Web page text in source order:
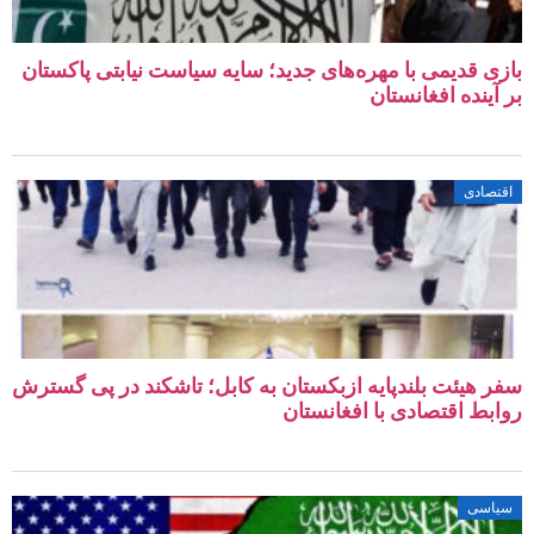
قدیمی با مهره‌های جدید؛ سایه سیاست نیابتی پاکستان
افغانستان
هیئت بلندپایه ازبکستان به کابل؛ تاشکند در پی گسترش
اقتصادی با افغانستان